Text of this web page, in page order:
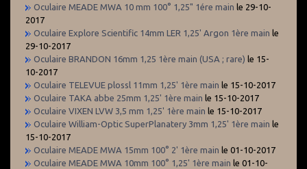
Oculaire MEADE MWA 10 mm 100° 1,25" 1ére main le 29-10-
2017
Oculaire Explore Scientific 14mm LER 1,25' Argon 1ère main le
29-10-2017
Oculaire BRANDON 16mm 1,25 1ère main (USA ; rare) le 15-
10-2017
Oculaire TELEVUE plossl 11mm 1,25' 1ère main le 15-10-2017
Oculaire TAKA abbe 25mm 1,25' 1ère main le 15-10-2017
Oculaire VIXEN LVW 3,5 mm 1,25' 1ère main le 15-10-2017
Oculaire William-Optic SuperPlanatery 3mm 1,25' 1ère main le
15-10-2017
Oculaire MEADE MWA 15mm 100° 2' 1ère main le 01-10-2017
Oculaire MEADE MWA 10mm 100° 1,25' 1ère main le 01-10-